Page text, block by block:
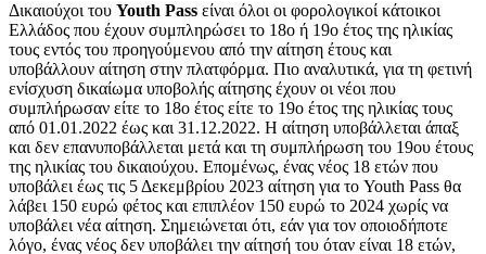
Δικαιούχοι του Youth Pass είναι όλοι οι φορολογικοί κάτοικοι
Ελλάδος που έχουν συμπληρώσει το 18ο ή 19ο έτος της ηλικίας
τους εντός του προηγούμενου από την αίτηση έτους και
υποβάλλουν αίτηση στην πλατφόρμα. Πιο αναλυτικά, για τη φετινή
ενίσχυση δικαίωμα υποβολής αίτησης έχουν οι νέοι που
συμπλήρωσαν είτε το 18ο έτος είτε το 19ο έτος της ηλικίας τους
από 01.01.2022 έως και 31.12.2022. Η αίτηση υποβάλλεται άπαξ
και δεν επανυποβάλλεται μετά και τη συμπλήρωση του 19ου έτους
της ηλικίας του δικαιούχου. Επομένως, ένας νέος 18 ετών που
υποβάλει έως τις 5 Δεκεμβρίου 2023 αίτηση για το Youth Pass θα
λάβει 150 ευρώ φέτος και επιπλέον 150 ευρώ το 2024 χωρίς να
υποβάλει νέα αίτηση. Σημειώνεται ότι, εάν για τον οποιοδήποτε
λόγο, ένας νέος δεν υποβάλει την αίτησή του όταν είναι 18 ετών,